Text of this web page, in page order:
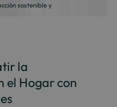
sostenible y
la
el Hogar con